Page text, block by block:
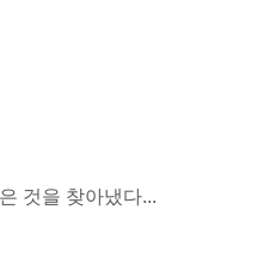
것을 찾아냈다...